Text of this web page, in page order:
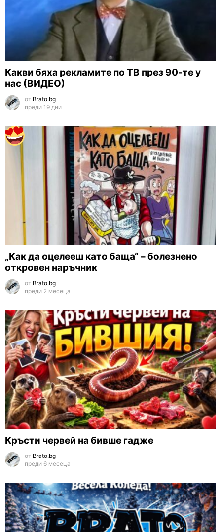
Какви бяха рекламите по ТВ през 90-те у
нас (ВИДЕО)
от Brato.bg
преди 19 дни
„Как да оцелееш като баща“ – болезнено
откровен наръчник
от Brato.bg
преди 2 месеца
Кръсти червей на бивше гадже
от Brato.bg
преди 6 месеца